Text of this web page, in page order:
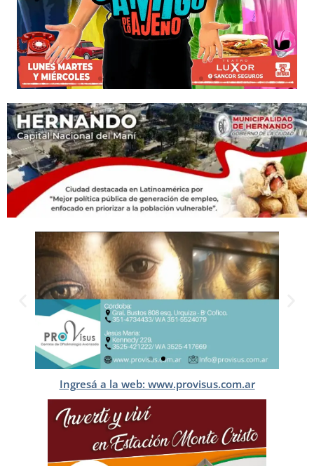
Ingresá a la web: www.provisus.com.ar